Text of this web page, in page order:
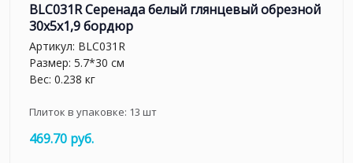
BLC031R Серенада белый глянцевый обрезной
30x5x1,9 бордюр
Артикул: BLC031R
Размер: 5.7*30 см
Вес: 0.238 кг
Плиток в упаковке: 13 шт
469.70 руб.